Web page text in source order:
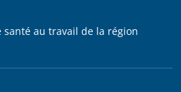
au travail de la région